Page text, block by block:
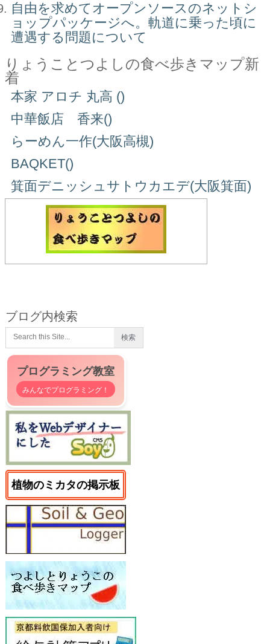
自由を求めてオープンソースのネットシ
ョップパッケージへ。軌道に乗った頃に
遭遇する問題について
りょうことつよしの食べ歩きマップ新
着
本家 アロチ 丸高 ()
中華飯店 香来()
らーめん一作(大阪高槻)
BAQKET()
箕面デニッシュサトウカエデ(大阪箕面)
ブログ内検索
プログラミング教室
みんなでプログラミング！
植物のミカタの掲示板